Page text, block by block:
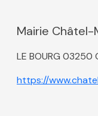
Mairie Châtel-
LE BOURG 03250
https://